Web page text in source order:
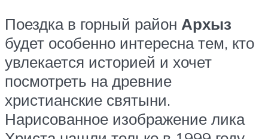
Поездка в горный район Архыз
будет особенно интересна тем, кто
увлекается историей и хочет
посмотреть на древние
христианские святыни.
Нарисованное изображение лика